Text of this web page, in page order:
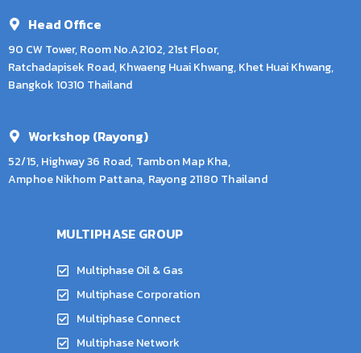
Head Office
90 CW Tower, Room No.A2102, 21st Floor,
Ratchadapisek Road, Khwaeng Huai Khwang, Khet Huai Khwang,
Bangkok 10310 Thailand
Workshop (Rayong)
52/15, Highway 36 Road, Tambon Map Kha,
Amphoe Nikhom Pattana, Rayong 21180 Thailand
MULTIPHASE GROUP
Multiphase Oil & Gas
Multiphase Corporation
Multiphase Connect
Multiphase Network